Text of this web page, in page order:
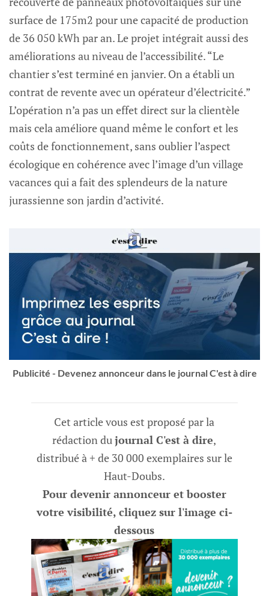
surface de 175m2 pour une capacité de production
de 36 050 kWh par an. Le projet intégrait aussi des
améliorations au niveau de l’accessibilité. “Le
chantier s’est terminé en janvier. On a établi un
contrat de revente avec un opérateur d’électricité.”
L’opération n’a pas un effet direct sur la clientèle
mais cela améliore quand même le confort et les
coûts de fonctionnement, sans oublier l’aspect
écologique en cohérence avec l’image d’un village
vacances qui a fait des splendeurs de la nature
jurassienne son jardin d’activité.
Publicité - Devenez annonceur dans le journal C'est à dire
Cet article vous est proposé par la
rédaction dujournal C'est à dire,
distribué à + de 30 000 exemplaires sur le
Haut-Doubs.
Pour devenir annonceur et booster
votre visibilité, cliquez sur l'image ci-
dessous